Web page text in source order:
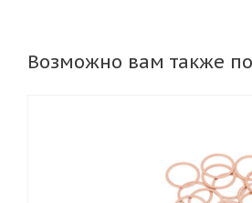
Возможно вам также